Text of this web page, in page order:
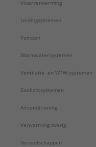
Vloerverwarming
Leidingsystemen
Pompen
Warmwatersystemen
Ventilatie- en WTW-systemen
Zonlichtsystemen
Airconditioning
Verwarming overig
Gereedschappen